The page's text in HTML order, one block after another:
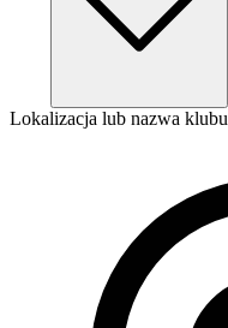
Lokalizacja lub nazwa klubu